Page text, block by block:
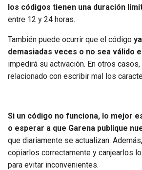
los códigos tienen una duración
entre 12 y 24 horas.
También puede ocurrir que el código
demasiadas veces o no sea válido
impedirá su activación. En otros
relacionado con escribir mal los
Si un código no funciona, lo mejor
o esperar a que Garena publique
que diariamente se actualizan.
copiarlos correctamente y canjearlos
para evitar inconvenientes.